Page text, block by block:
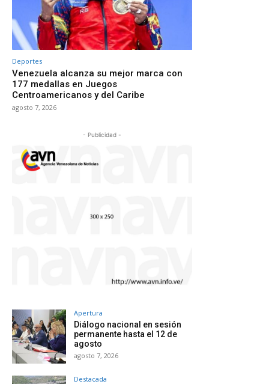
Deportes
Venezuela alcanza su mejor marca con
177 medallas en Juegos
Centroamericanos y del Caribe
agosto 7, 2026
- Publicidad -
Apertura
Diálogo nacional en sesión
permanente hasta el 12 de
agosto
agosto 7, 2026
Destacada